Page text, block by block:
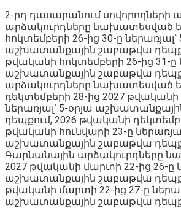
2-րդ դասարանում սովորողների
արձակուրդները նախատեսված
հոկտեմբերի 26-ից 30-ը ներառյալ՝
աշխատանքային շաբաթվա
թվականի հոկտեմբերի 26-ից 31-ը
աշխատանքային շաբաթվա
արձակուրդները նախատեսված
դեկտեմբերի 28-ից 2027 թվականի
ներառյալ՝ 5-օրյա
դեպքում, 2026 թվականի
թվականի հունվարի 23-ը
աշխատանքային շաբաթվա
Գարնանային արձակուրդները
2027 թվականի մարտի 22-ից 26-ը
աշխատանքային շաբաթվա
թվականի մարտի 22-ից 27-ը
աշխատանքային շաբաթվա